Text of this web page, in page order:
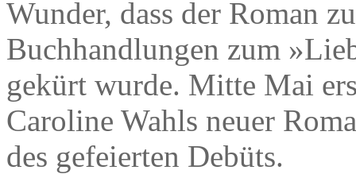
Wunder, dass der Roman
Buchhandlungen zum
gekürt wurde. Mitte Mai
Caroline Wahls neuer
des gefeierten Debüts.